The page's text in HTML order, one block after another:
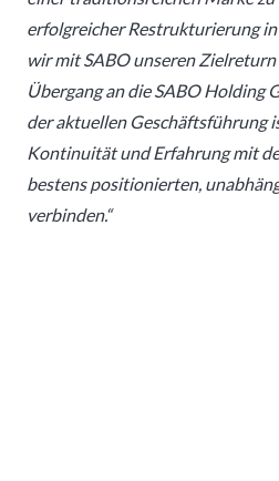
erfolgreicher Restrukturierung
wir mit SABO unseren
Übergang an die SABO Holding
der aktuellen Geschäftsführung
Kontinuität und Erfahrung mit
bestens positionierten,
verbinden.“